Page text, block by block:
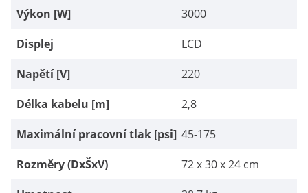
Výkon [W]
3000
Displej
LCD
Napětí [V]
220
Délka kabelu [m]
2,8
Maximální pracovní tlak [psi] 45-175
Rozměry (DxŠxV)
72 x 30 x 24 cm